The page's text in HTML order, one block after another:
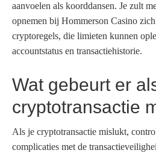
aanvoelen als koorddansen. Je zult
opnemen bij Hommerson Casino
cryptoregels, die limieten kunnen
accountstatus en transactiehistorie.
Wat gebeurt er
cryptotransactie
Als je cryptotransactie mislukt,
complicaties met de